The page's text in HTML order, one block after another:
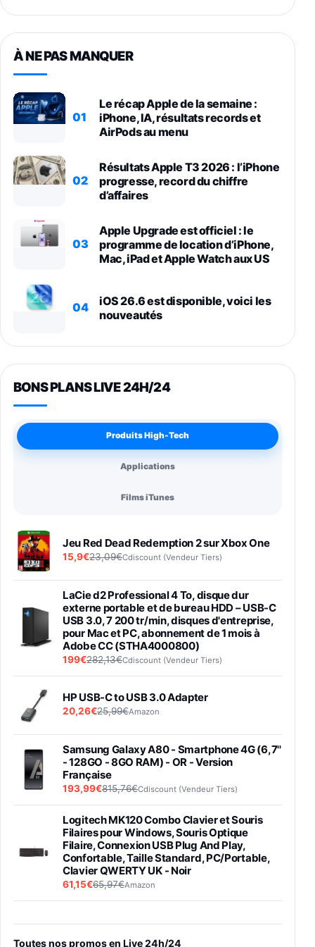
À NE PAS MANQUER
01
Le récap Apple de la semaine :
iPhone, IA, résultats records et
AirPods au menu
02
Résultats Apple T3 2026 : l’iPhone
progresse, record du chiffre
d’affaires
03
Apple Upgrade est officiel : le
programme de location d’iPhone,
Mac, iPad et Apple Watch aux US
04
iOS 26.6 est disponible, voici les
nouveautés
BONS PLANS LIVE 24H/24
Produits High-Tech
Applications
Films iTunes
Jeu Red Dead Redemption 2 sur Xbox One
15,9€23,09€Cdiscount (Vendeur Tiers)
LaCie d2 Professional 4 To, disque dur
externe portable et de bureau HDD – USB-C
USB 3.0, 7 200 tr/min, disques d'entreprise,
pour Mac et PC, abonnement de 1 mois à
Adobe CC (STHA4000800)
199€282,13€Cdiscount (Vendeur Tiers)
HP USB-C to USB 3.0 Adapter
20,26€25,99€Amazon
Samsung Galaxy A80 - Smartphone 4G (6,7''
- 128GO - 8GO RAM) - OR - Version
Française
193,99€815,76€Cdiscount (Vendeur Tiers)
Logitech MK120 Combo Clavier et Souris
Filaires pour Windows, Souris Optique
Filaire, Connexion USB Plug And Play,
Confortable, Taille Standard, PC/Portable,
Clavier QWERTY UK - Noir
61,15€65,97€Amazon
entraénement direct 3 vitesses (33-45-78
trs/min) avec pre-ampli intégré et port USB
Toutes nos promos en Live 24h/24